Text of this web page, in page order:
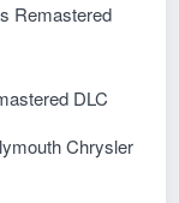
Remastered
DLC
Chrysler